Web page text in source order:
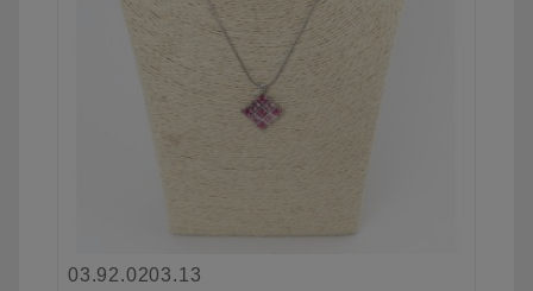
03.92.0203.13